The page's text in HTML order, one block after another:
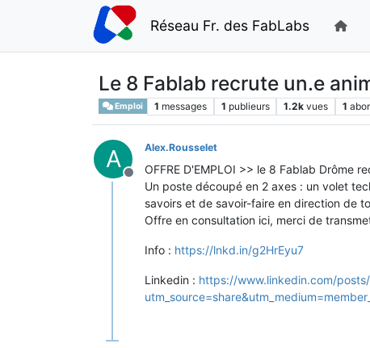
Réseau Fr. des FabLabs
Le 8 Fablab recrute un.e
Emploi 1 messages 1 publieurs 1.2k vues 1
A
Hors-ligne
Alex.Rousselet
OFFRE D'EMPLOI >> le 8 Fablab Drôme
Un poste découpé en 2 axes : un volet
savoirs et de savoir-faire en direction de
Offre en consultation ici, merci de
Info : https://lnkd.in/g2HrEyu7
Linkedin : https://www.linkedin.com/